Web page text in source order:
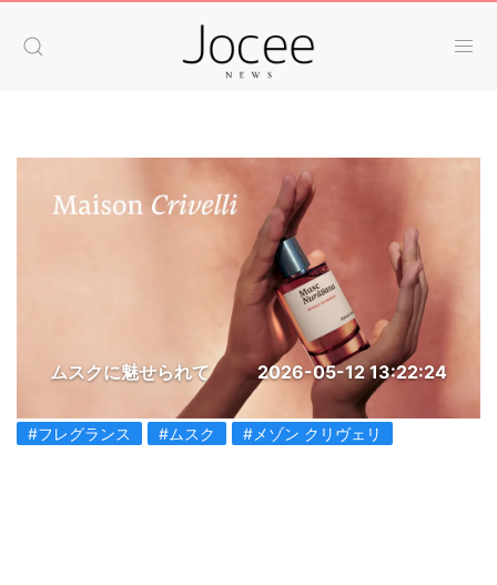
ムスクに魅せられて 2026-05-12 13:22:24
#フレグランス #ムスク #メゾン クリヴェリ